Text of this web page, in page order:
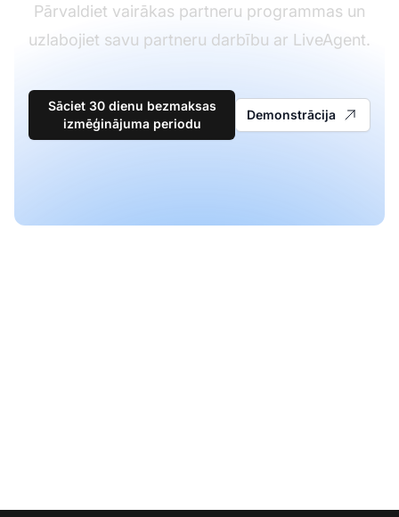
Pārvaldiet vairākas partneru programmas un
uzlabojiet savu partneru darbību ar LiveAgent.
Sāciet 30 dienu bezmaksas
izmēģinājuma periodu
Demonstrācija